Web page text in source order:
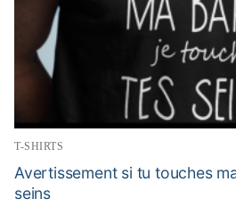
T-SHIRTS
Avertissement si tu touches
seins